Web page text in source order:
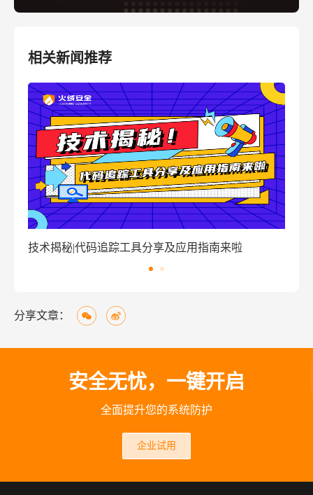
相关新闻推荐
技术揭秘|代码追踪工具分享及应用指南来啦
分享文章：
安全无忧，一键开启
全面提升您的系统防护
企业试用